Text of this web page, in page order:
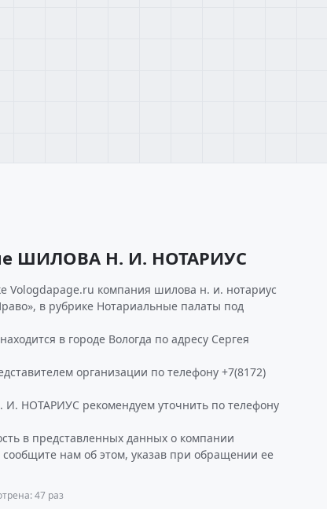
ШИЛОВА Н. И. НОТАРИУС
Vologdapage.ru компания шилова н. и. нотариус
в рубрике Нотариальные палаты под
в городе Вологда по адресу Сергея
организации по телефону +7(8172)
НОТАРИУС рекомендуем уточнить по телефону
в представленных данных о компании
нам об этом, указав при обращении ее
47 раз